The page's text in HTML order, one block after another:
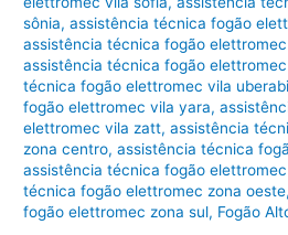
sônia,assistência técnica fogão
assistência técnica fogão
assistência técnica fogão
técnica fogão elettromec vila
fogão elettromec vila yara,
elettromec vila zatt,assistência
zona centro,assistência técnica
assistência técnica fogão
técnica fogão elettromec zona oeste
fogão elettromec zona sul, Fogão